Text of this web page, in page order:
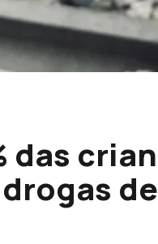
das